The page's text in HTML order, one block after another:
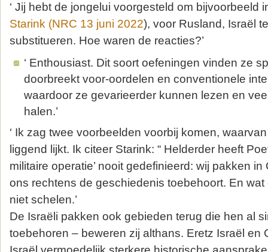
‘ Jij hebt de jongelui voorgesteld om bijvoorbeeld
Starink (NRC 13 juni 2022), voor Rusland, Israël
substitueren. Hoe waren de reacties?’
‘ Enthousiast. Dit soort oefeningen vinden ze
doorbreekt voor-oordelen en conventionele
waardoor ze gevarieerder kunnen lezen en
halen.’
‘ Ik zag twee voorbeelden voorbij komen,
liggend lijkt. Ik citeer Starink: “ Helderder heeft
militaire operatie’ nooit gedefinieerd: wij pakken
ons rechtens de geschiedenis toebehoort. En
niet schelen.’
De Israëli pakken ook gebieden terug die hen al
toebehoren – beweren zij althans. Eretz Israël en